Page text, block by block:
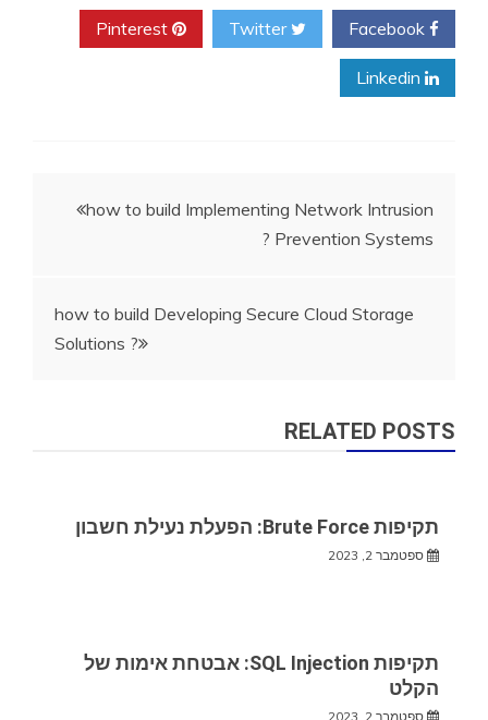
Twitter
ניווט
how to build Implementing Network Intrusion
Prevention Systems ?
how to build Developing Secure Cloud Storage
Solutions ?
RELATED POSTS
תקיפות Brute Force: הפעלת נעילת חשבון
ספטמבר 2, 2023
תקיפות SQL Injection: אבטחת אימות של
הקלט
ספטמבר 2, 2023